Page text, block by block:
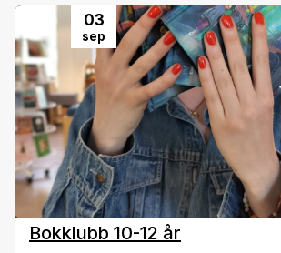
03
sep
Bokklubb 10-12 år